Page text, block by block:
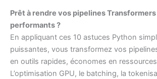
Prêt à rendre vos pipelines
performants ?
En appliquant ces 10 astuces Python
puissantes, vous transformez vos
en outils rapides, économes en
L’optimisation GPU, le batching, la